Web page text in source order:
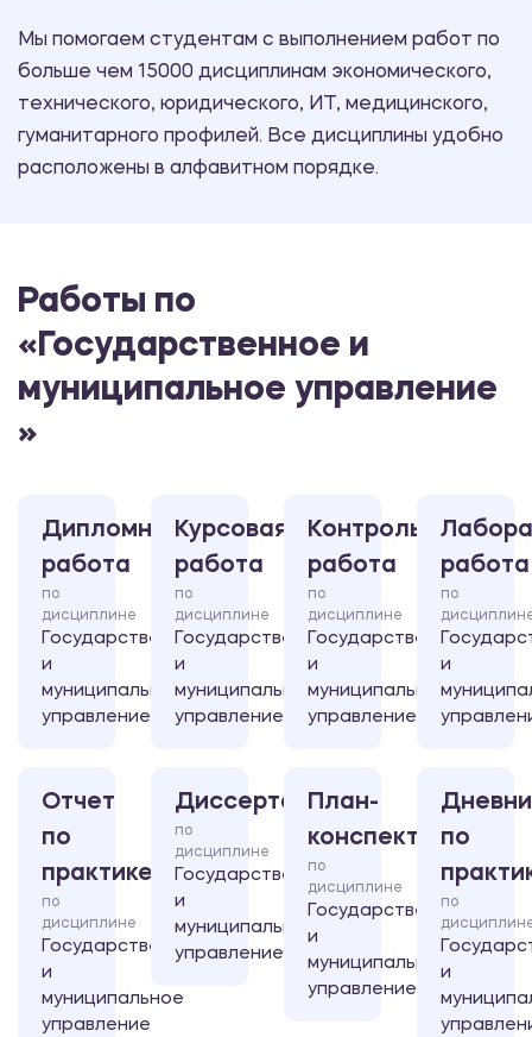
Мы помогаем студентам с выполнением работ по
больше чем 15000 дисциплинам экономического,
технического, юридического, ИТ, медицинского,
гуманитарного профилей. Все дисциплины удобно
расположены в алфавитном порядке.
Работы по
«Государственное и
муниципальное управление
»
Дипломная
работа
по
дисциплине
Государственное
и
муниципальное
управление
Курсовая
работа
по
дисциплине
Государственное
и
муниципальное
управление
Контрольная
работа
по
дисциплине
Государственное
и
муниципальное
управление
работа
по
и
Отчет
по
практике
по
дисциплине
Государственное
и
муниципальное
управление
Диссертация
по
дисциплине
Государственное
и
муниципальное
управление
План-
конспект
по
дисциплине
Государственное
и
муниципальное
управление
по
по
и